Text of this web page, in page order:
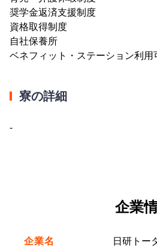
奨学金返済支援制度
資格取得制度
自社保養所
ベネフィット・ステーション利用
寮の詳細
-
企業
企業名 日研トー